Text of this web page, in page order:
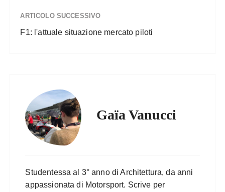
ARTICOLO SUCCESSIVO
F1: l'attuale situazione mercato piloti
Gaïa Vanucci
Studentessa al 3° anno di Architettura, da anni
appassionata di Motorsport. Scrive per